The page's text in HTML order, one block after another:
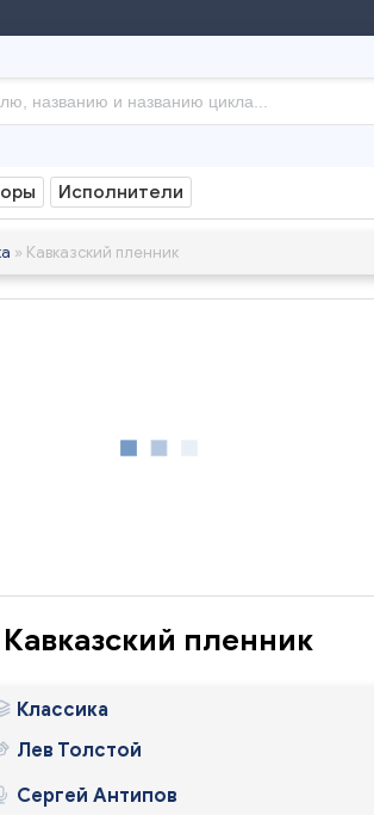
Исполнители
» Кавказский пленник
Кавказский пленник
Классика
Лев Толстой
Сергей Антипов